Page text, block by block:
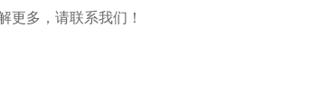
更多，请联系我们！